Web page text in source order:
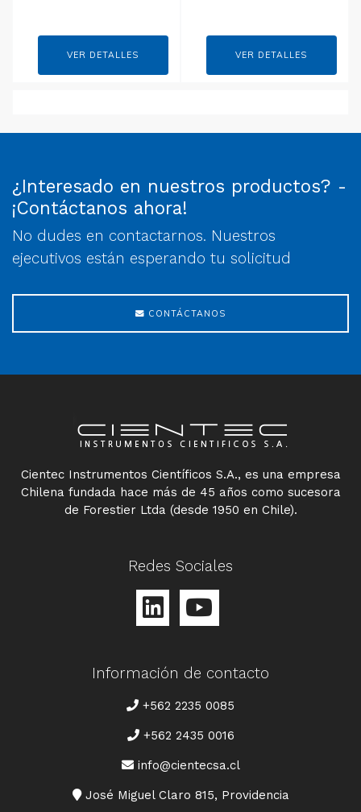
VER DETALLES VER DETALLES
¿Interesado en nuestros productos? -
¡Contáctanos ahora!
No dudes en contactarnos. Nuestros
ejecutivos están esperando tu solicitud
CONTÁCTANOS
Cientec Instrumentos Científicos S.A., es una empresa
Chilena fundada hace más de 45 años como sucesora
de Forestier Ltda (desde 1950 en Chile).
Redes Sociales
Información de contacto
TELÉFONO
+562 2235 0085
+562 2435 0016
CORREO
info@cientecsa.cl
DIRECCIÓN
José Miguel Claro 815, Providencia